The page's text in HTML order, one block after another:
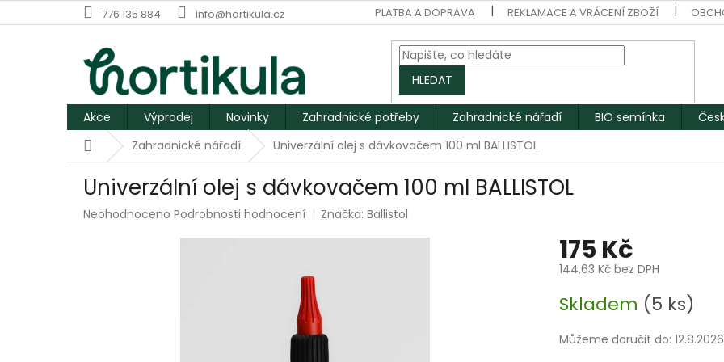
na
776 135 884 info@hortikula.cz PLATBA A DOPRAVA REKLAMACE A VRÁCENÍ ZBOŽÍ
HLEDAT
Akce Výprodej Novinky Zahradnické potřeby Zahradnické nářadí BIO semínka
DomůZahradnické nářadí Univerzální olej s dávkovačem 100 ml BALLISTOL
Univerzální olej s dávkovačem 100 ml BALLISTOL
Průměrné
Neohodnoceno Podrobnosti hodnocení Značka:Ballistol
175 Kč
144,63 Kč bez DPH
cena:
Skladem (5 ks)
Můžeme doručit do: 12.8.2026